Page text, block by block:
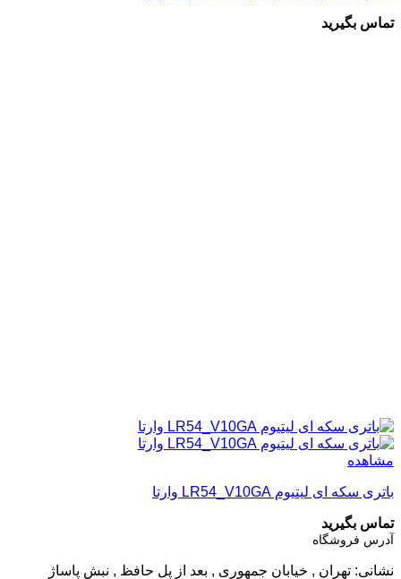
تماس بگیرید
مشاهده
باتری سکه ای لیتیوم LR54_V10GA وارتا
تماس بگیرید
آدرس فروشگاه
نشانی: تهران , خیابان جمهوری , بعد از پل حافظ , نبش پاساژ